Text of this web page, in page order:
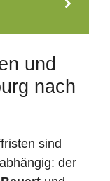
und
nach
sind
der